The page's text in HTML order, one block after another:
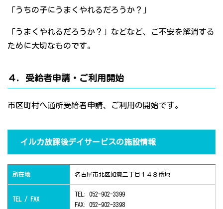
「うちの子にうまくやれるだろうか？」
「うまくやれるだろうか？」などなど、ご不安を解消する
ために大切なものです。
４．受給者申請・ご利用開始
市区町村へ通所受給者申請、ご利用の開始です。
イルカ放課後デイサービスの施設情報
所在地 名古屋市北区如意二丁目１４８番地
TEL / FAX
TEL: 052-902-3399
FAX: 052-902-3398